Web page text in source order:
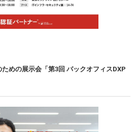
めの展示会「第3回 バックオフィスDXP